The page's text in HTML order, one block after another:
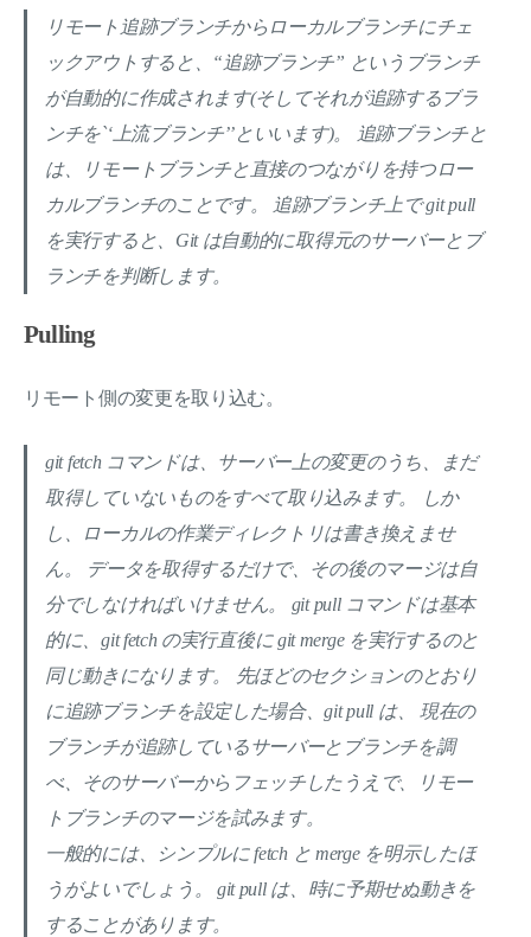
リモート追跡ブランチからローカルブランチにチェ
ックアウトすると、“追跡ブランチ” というブランチ
が自動的に作成されます(そしてそれが追跡するブラ
ンチを`‘上流ブランチ’’といいます)。 追跡ブランチと
は、リモートブランチと直接のつながりを持つロー
カルブランチのことです。 追跡ブランチ上で git pull
を実行すると、Git は自動的に取得元のサーバーとブ
ランチを判断します。
Pulling
リモート側の変更を取り込む。
git fetch コマンドは、サーバー上の変更のうち、まだ
取得していないものをすべて取り込みます。 しか
し、ローカルの作業ディレクトリは書き換えませ
ん。 データを取得するだけで、その後のマージは自
分でしなければいけません。 git pull コマンドは基本
的に、git fetch の実行直後に git merge を実行するのと
同じ動きになります。 先ほどのセクションのとおり
に追跡ブランチを設定した場合、git pull は、 現在の
ブランチが追跡しているサーバーとブランチを調
べ、そのサーバーからフェッチしたうえで、リモー
トブランチのマージを試みます。
一般的には、シンプルに fetch と merge を明示したほ
うがよいでしょう。 git pull は、時に予期せぬ動きを
することがあります。